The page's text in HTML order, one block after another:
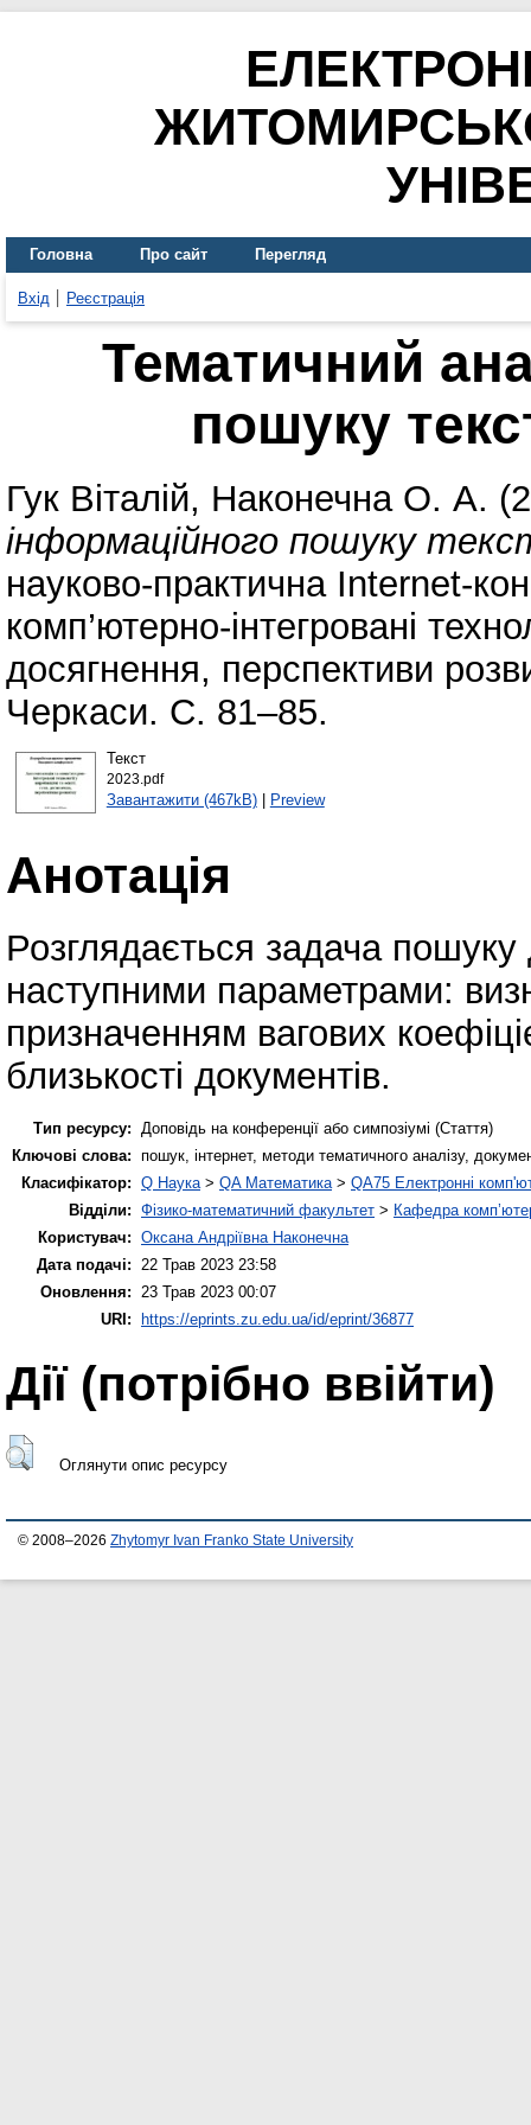
Головна Про сайт Перегляд
Вхід Реєстрація
Тематичний
пошуку
Гук Віталій, Наконечна О. А.
інформаційного пошуку
науково-практична Internet-
комп’ютерно-інтегровані
досягнення, перспективи
Черкаси. С. 81–85.
Текст
2023.pdf
Завантажити (467kB)| Preview
Анотація
Розглядається задача пошуку
наступними параметрами:
призначенням вагових
близькості документів.
Тип ресурсу:
Доповідь на конференції або симпозіумі (Стаття)
Ключові слова: пошук, інтернет, методи тематичного аналізу,
Класифікатор: Q Наука > QA Математика > QA75 Електронні
Відділи: Фізико-математичний факультет > Кафедра
Користувач: Оксана Андріївна Наконечна
Дата подачі:
22 Трав 2023 23:58
Оновлення:
23 Трав 2023 00:07
URI: https://eprints.zu.edu.ua/id/eprint/36877
Дії ​​(потрібно ввійти)
Оглянути опис ресурсу
© 2008–2026 Zhytomyr Ivan Franko State University